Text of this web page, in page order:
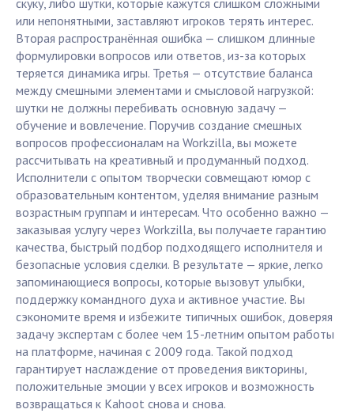
скуку, либо шутки, которые кажутся слишком сложными
или непонятными, заставляют игроков терять интерес.
Вторая распространённая ошибка — слишком длинные
формулировки вопросов или ответов, из-за которых
теряется динамика игры. Третья — отсутствие баланса
между смешными элементами и смысловой нагрузкой:
шутки не должны перебивать основную задачу —
обучение и вовлечение. Поручив создание смешных
вопросов профессионалам на Workzilla, вы можете
рассчитывать на креативный и продуманный подход.
Исполнители с опытом творчески совмещают юмор с
образовательным контентом, уделяя внимание разным
возрастным группам и интересам. Что особенно важно —
заказывая услугу через Workzilla, вы получаете гарантию
качества, быстрый подбор подходящего исполнителя и
безопасные условия сделки. В результате — яркие, легко
запоминающиеся вопросы, которые вызовут улыбки,
поддержку командного духа и активное участие. Вы
сэкономите время и избежите типичных ошибок, доверяя
задачу экспертам с более чем 15-летним опытом работы
на платформе, начиная с 2009 года. Такой подход
гарантирует наслаждение от проведения викторины,
положительные эмоции у всех игроков и возможность
возвращаться к Kahoot снова и снова.